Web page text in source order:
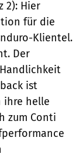
2): Hier
für die
Klientel.
Der
ist
ihre helle
zum Conti